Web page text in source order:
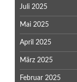
Juli 2025
Mai 2025
April 2025
März 2025
Februar 2025